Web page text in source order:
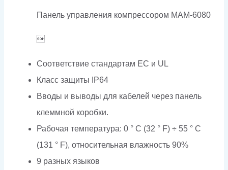
Панель управления компрессором MAM-6080

Соответствие стандартам EC и UL
Класс защиты IP64
Вводы и выводы для кабелей через панель
клеммной коробки.
Рабочая температура: 0 ° C (32 ° F) ÷ 55 ° C
(131 ° F), относительная влажность 90%
9 разных языков